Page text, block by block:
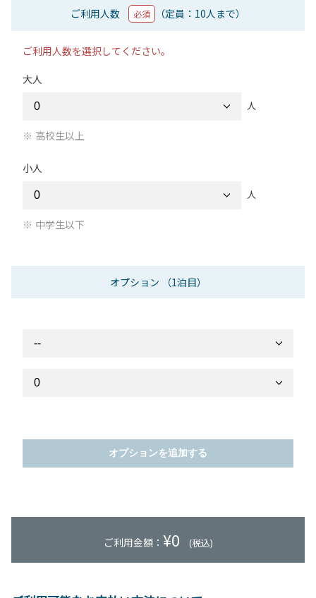
ご利用人数 必須 （定員：10人まで）
ご利用人数を選択してください。
大人
人
高校生以上
小人
人
中学生以下
オプション （1泊目）
オプションを追加する
ご利用金額： ¥0 (税込)